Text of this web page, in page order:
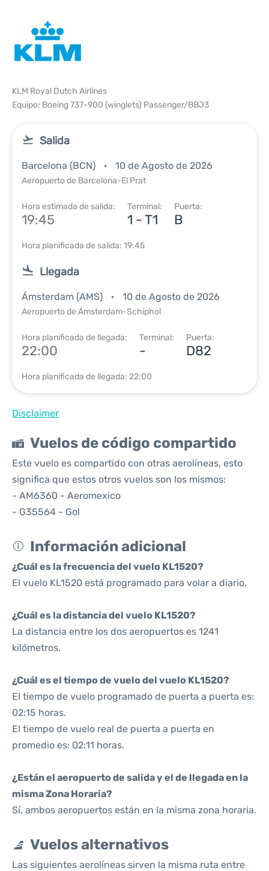
KLM Royal Dutch Airlines
Equipo: Boeing 737-900 (winglets) Passenger/BBJ3
Salida
Barcelona (BCN) 10 de Agosto de 2026
Aeropuerto de Barcelona-El Prat
Hora estimada de salida:
19:45
Terminal:
1 - T1
Puerta:
B
Hora planificada de salida: 19:45
Llegada
Ámsterdam (AMS) 10 de Agosto de 2026
Aeropuerto de Ámsterdam-Schiphol
Hora planificada de llegada:
22:00
Terminal:
-
Puerta:
D82
Hora planificada de llegada: 22:00
Disclaimer
Vuelos de código compartido
Este vuelo es compartido con otras aerolíneas, esto
significa que estos otros vuelos son los mismos:
- AM6360 - Aeromexico
- G35564 - Gol
Información adicional
¿Cuál es la frecuencia del vuelo KL1520?
El vuelo KL1520 está programado para volar a diario.
¿Cuál es la distancia del vuelo KL1520?
La distancia entre los dos aeropuertos es 1241
kilómetros.
¿Cuál es el tiempo de vuelo del vuelo KL1520?
El tiempo de vuelo programado de puerta a puerta es:
02:15 horas.
El tiempo de vuelo real de puerta a puerta en
promedio es: 02:11 horas.
¿Están el aeropuerto de salida y el de llegada en la
misma Zona Horaria?
Sí, ambos aeropuertos están en la misma zona horaria.
Vuelos alternativos
Las siguientes aerolíneas sirven la misma ruta entre